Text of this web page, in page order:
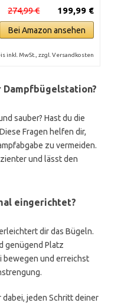
199,99 €
274,99 €
Bei Amazon ansehen
inkl. MwSt., zzgl. Versandkosten
sauber? Hast du die
Fragen helfen dir,
zu vermeiden.
und lässt den
eingerichtet?
dir das Bügeln.
genügend Platz
bewegen und erreichst
jeden Schritt deiner